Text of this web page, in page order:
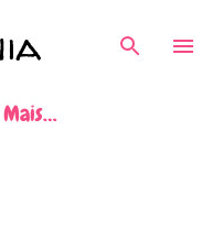
Mais…